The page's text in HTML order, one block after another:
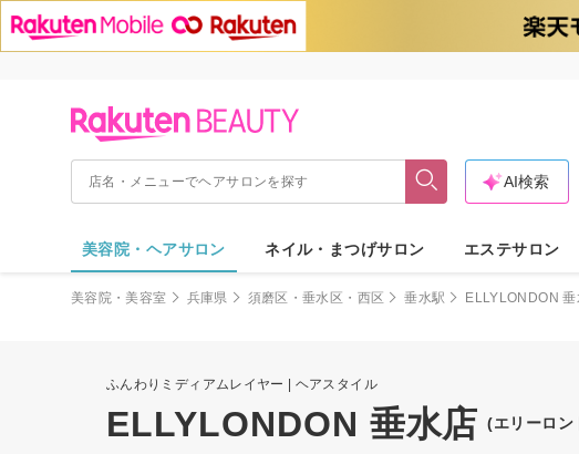
AI検索
美容院・ヘアサロン ネイル・まつげサロン エステサロン
美容院・美容室 兵庫県 須磨区・垂水区・西区 垂水駅 ELLYLONDON 垂
ふんわりミディアムレイヤー | ヘアスタイル
ELLYLONDON 垂水店 (エリーロン